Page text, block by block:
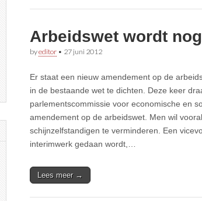
Arbeidswet wordt
byeditor • 27 juni 2012
Er staat een nieuw amendement op de
in de bestaande wet te dichten. Deze keer
parlementscommissie voor economische en
amendement op de arbeidswet. Men wil
schijnzelfstandigen te verminderen. Een
interimwerk gedaan wordt,…
Lees meer →